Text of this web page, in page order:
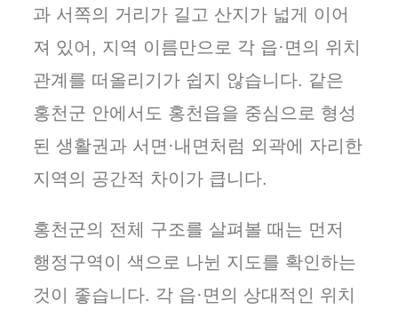
과 서쪽의 거리가 길고 산지가 넓게 이어
져 있어, 지역 이름만으로 각 읍·면의 위치
관계를 떠올리기가 쉽지 않습니다. 같은
홍천군 안에서도 홍천읍을 중심으로 형성
된 생활권과 서면·내면처럼 외곽에 자리한
지역의 공간적 차이가 큽니다.
홍천군의 전체 구조를 살펴볼 때는 먼저
행정구역이 색으로 나뉜 지도를 확인하는
것이 좋습니다. 각 읍·면의 상대적인 위치